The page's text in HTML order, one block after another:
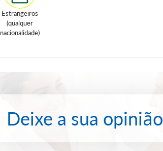
Estrangeiros
(qualquer
nacionalidade)
Deixe a sua opinião